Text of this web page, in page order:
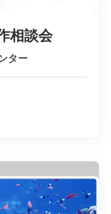
相談会
ター